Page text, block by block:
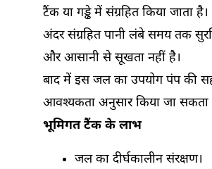
टैंक या गड्ढे में संग्रहित किया जाता
अंदर संग्रहित पानी लंबे समय तक
और आसानी से सूखता नहीं है।
बाद में इस जल का उपयोग पंप की
आवश्यकता अनुसार किया जा सकता
भूमिगत टैंक के लाभ
जल का दीर्घकालीन संरक्षण।